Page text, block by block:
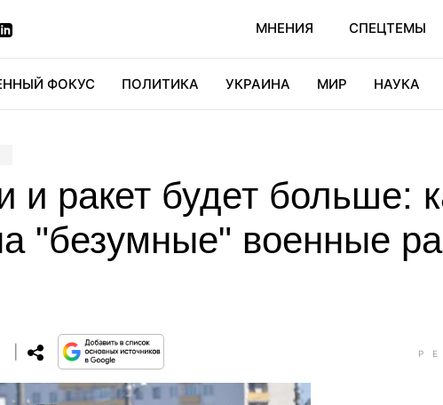
МНЕНИЯ СПЕЦТЕМЫ
ФОКУС ПОЛИТИКА УКРАИНА МИР НАУКА
и ракет будет больше:
"безумные" военные